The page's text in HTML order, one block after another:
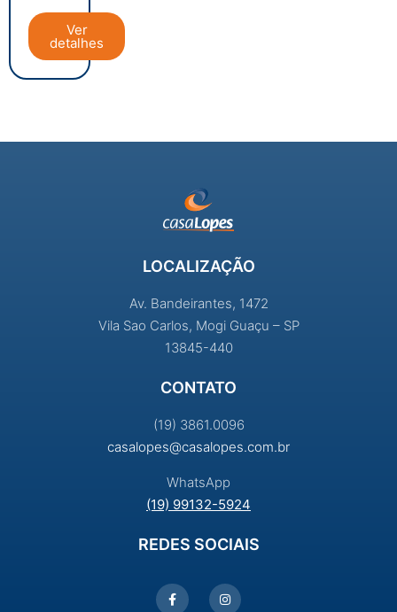
Ver
detalhes
LOCALIZAÇÃO
Av. Bandeirantes, 1472
Vila Sao Carlos, Mogi Guaçu – SP
13845-440
CONTATO
(19) 3861.0096
casalopes@casalopes.com.br
WhatsApp
(19) 99132-5924
REDES SOCIAIS